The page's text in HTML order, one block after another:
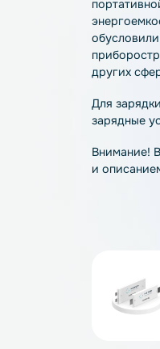
Литий-
версию
других
и